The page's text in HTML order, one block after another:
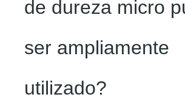
de dureza micro
ser ampliamente
utilizado?